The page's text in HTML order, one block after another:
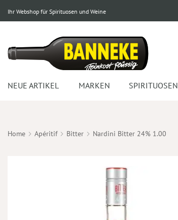
Ihr Webshop für Spirituosen und Weine
NEUE ARTIKEL MARKEN SPIRITUOSEN
Home Apéritif Bitter Nardini Bitter 24% 1.00